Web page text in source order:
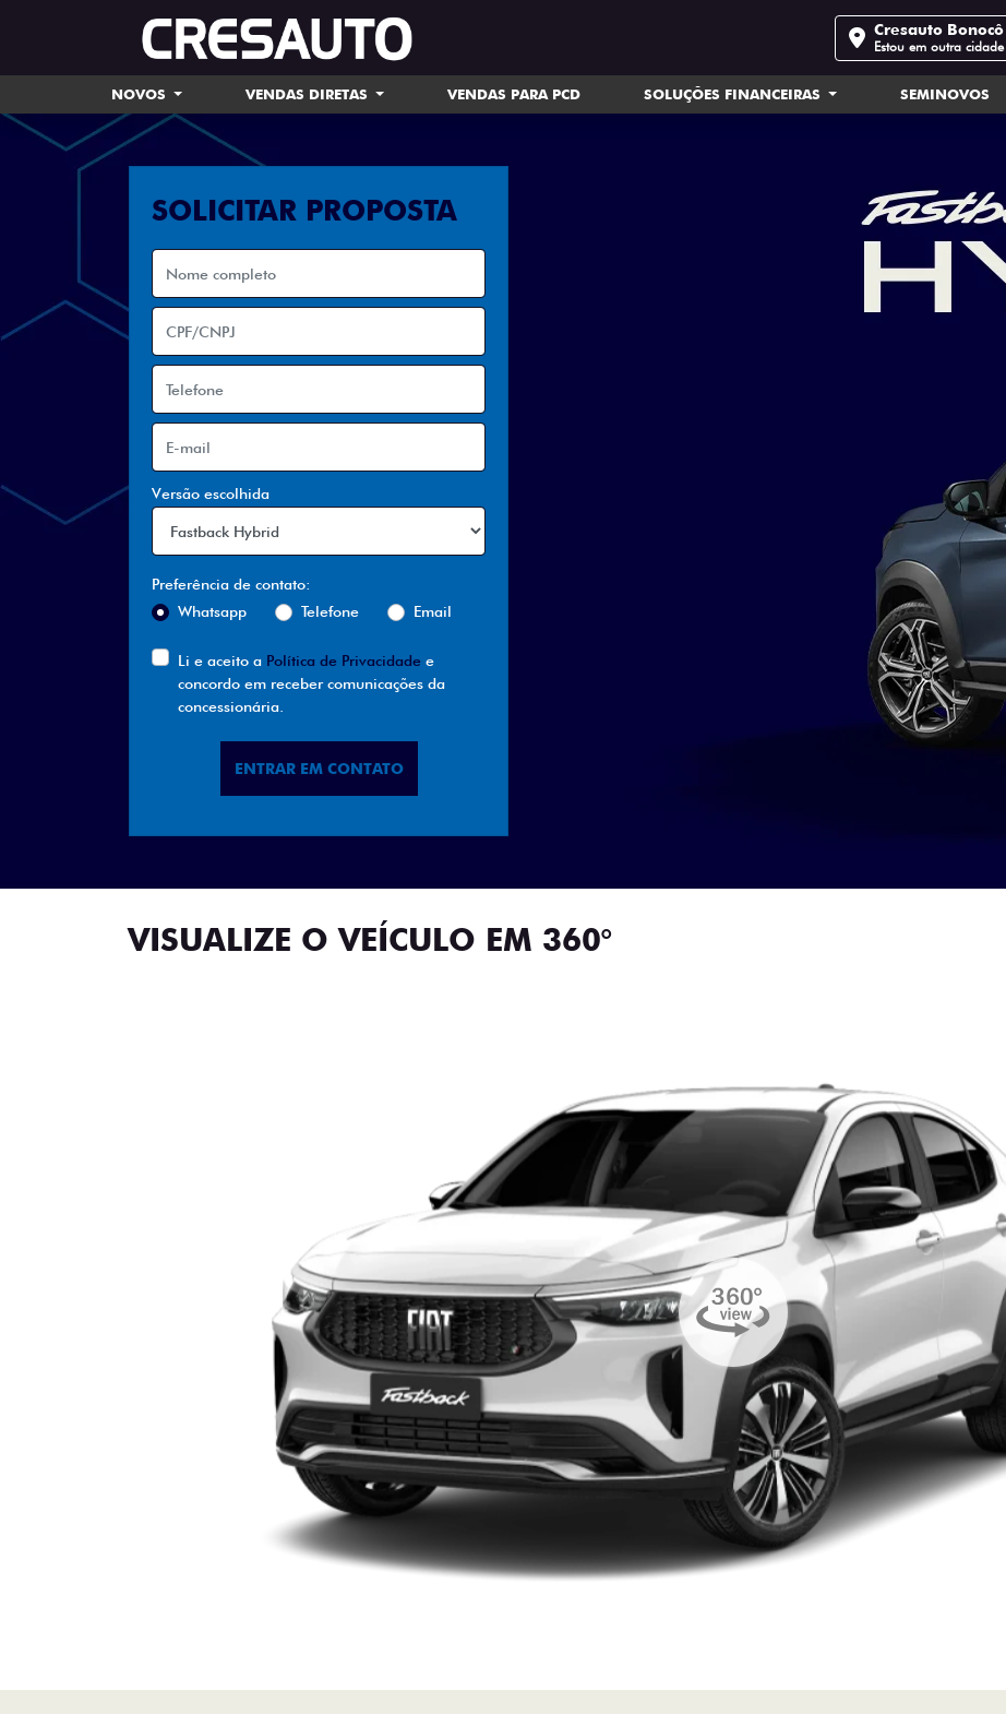
Cresauto Bonocô
Estou em outra cidade
NOVOS VENDAS DIRETAS VENDAS PARA PCD SOLUÇÕES FINANCEIRAS SEMINOVOS
SOLICITAR PROPOSTA
Versão escolhida
Preferência de contato:
Whatsapp
Telefone Email
Li e aceito a Política de Privacidade e
concordo em receber comunicações da
concessionária.
ENTRAR EM CONTATO
VISUALIZE O VEÍCULO EM 360°